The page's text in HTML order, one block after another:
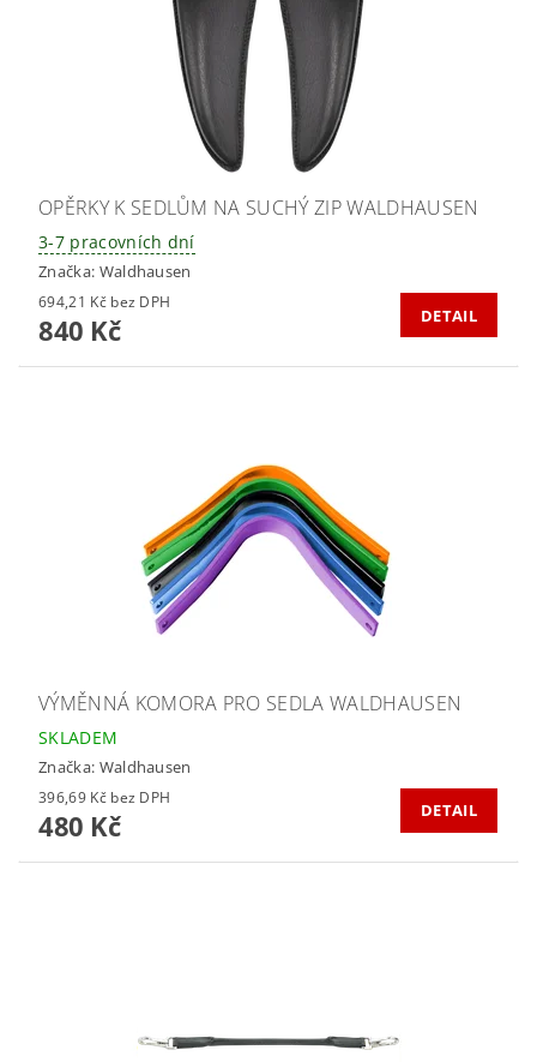
OPĚRKY K SEDLŮM NA SUCHÝ ZIP WALDHAUSEN
3-7 pracovních dní
Značka: Waldhausen
694,21 Kč bez DPH
840 Kč DETAIL
VÝMĚNNÁ KOMORA PRO SEDLA WALDHAUSEN
SKLADEM
Značka: Waldhausen
396,69 Kč bez DPH
480 Kč DETAIL